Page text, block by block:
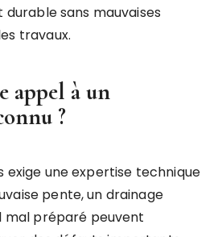
durable sans mauvaises
travaux.
appel à un
?
exige une expertise technique
pente, un drainage
mal préparé peuvent